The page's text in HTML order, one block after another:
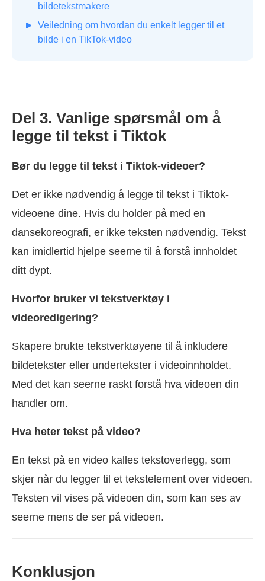
bildetekstmakere
Veiledning om hvordan du enkelt legger til et
bilde i en TikTok-video
Del 3. Vanlige spørsmål om å
legge til tekst i Tiktok
Bør du legge til tekst i Tiktok-videoer?
Det er ikke nødvendig å legge til tekst i Tiktok-
videoene dine. Hvis du holder på med en
dansekoreografi, er ikke teksten nødvendig. Tekst
kan imidlertid hjelpe seerne til å forstå innholdet
ditt dypt.
Hvorfor bruker vi tekstverktøy i
videoredigering?
Skapere brukte tekstverktøyene til å inkludere
bildetekster eller undertekster i videoinnholdet.
Med det kan seerne raskt forstå hva videoen din
handler om.
Hva heter tekst på video?
En tekst på en video kalles tekstoverlegg, som
skjer når du legger til et tekstelement over videoen.
Teksten vil vises på videoen din, som kan ses av
seerne mens de ser på videoen.
Konklusjon